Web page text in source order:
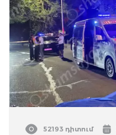
52193 դիտում